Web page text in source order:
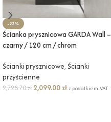
-23%
Ścianka prysznicowa GARDA Wall –
czarny / 120 cm / chrom
Ścianki prysznicowe, Ścianki
przyścienne
2,728.70zł 2,099.00 złz podatkiem VAT